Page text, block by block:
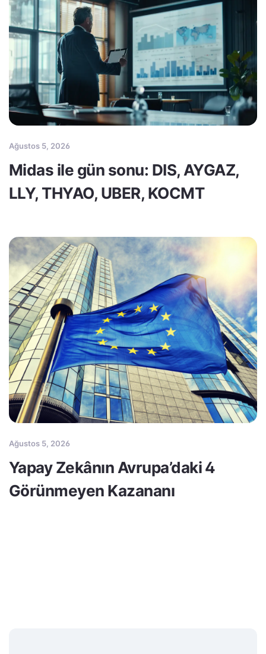
Ağustos 5, 2026
Midas ile gün sonu: DIS, AYGAZ,
LLY, THYAO, UBER, KOCMT
Ağustos 5, 2026
Yapay Zekânın Avrupa’daki 4
Görünmeyen Kazananı